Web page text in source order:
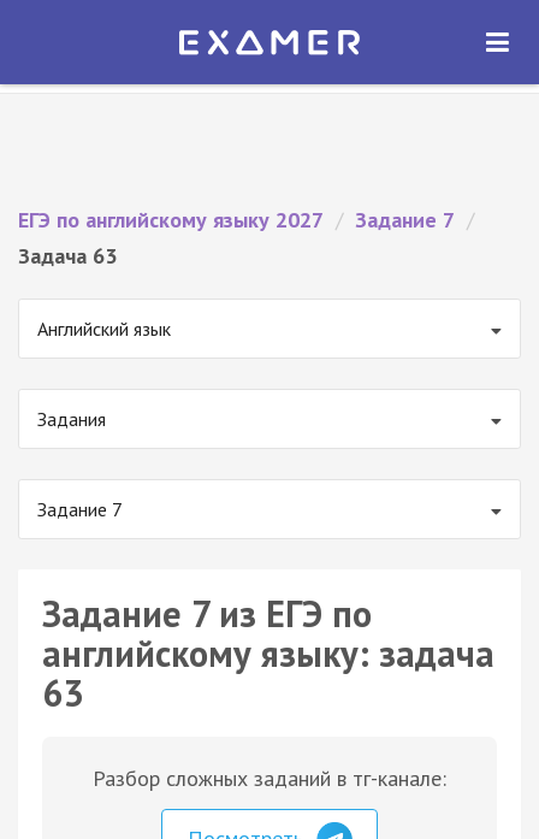
Экзамер — ЕГЭ 2027
ОТКРЫТЬ
ЕГЭ по английскому языку 2027 / Задание 7 /
Задача 63
Английский язык
Задания
Задание 7
Задание 7 из ЕГЭ по
английскому языку: задача
63
Разбор сложных заданий в тг-канале: